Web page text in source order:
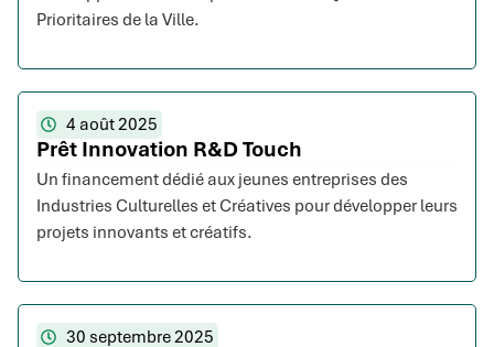
Prioritaires de la Ville.
4 août 2025
Prêt Innovation R&D Touch
Un financement dédié aux jeunes entreprises des
Industries Culturelles et Créatives pour développer leurs
projets innovants et créatifs.
30 septembre 2025